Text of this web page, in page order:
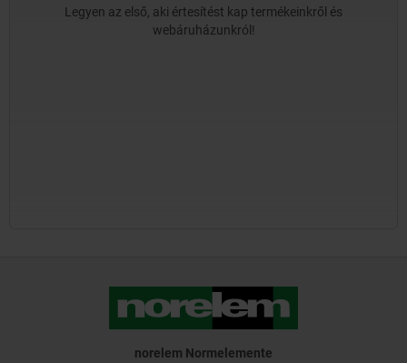
Legyen az első, aki értesítést kap termékeinkről és
webáruházunkról!
norelem Normelemente